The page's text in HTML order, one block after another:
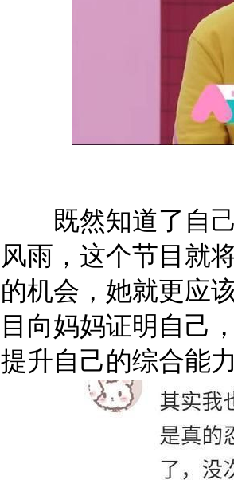
既然知道了自己
风雨，这个节目就
的机会，她就更应
目向妈妈证明自己
提升自己的综合能